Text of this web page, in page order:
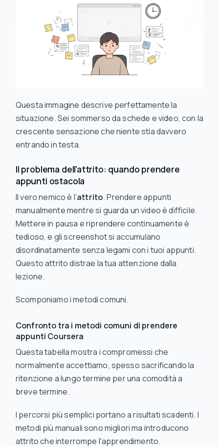
Questa immagine descrive perfettamente la
situazione. Sei sommerso da schede e video, con la
crescente sensazione che niente stia davvero
entrando in testa.
Il problema dell'attrito: quando prendere
appunti ostacola
Il vero nemico è l’attrito. Prendere appunti
manualmente mentre si guarda un video è difficile.
Mettere in pausa e riprendere continuamente è
tedioso, e gli screenshot si accumulano
disordinatamente senza legami con i tuoi appunti.
Questo attrito distrae la tua attenzione dalla
lezione.
Scomponiamo i metodi comuni.
Confronto tra i metodi comuni di prendere
appunti Coursera
Questa tabella mostra i compromessi che
normalmente accettiamo, spesso sacrificando la
ritenzione a lungo termine per una comodità a
breve termine.
I percorsi più semplici portano a risultati scadenti. I
metodi più manuali sono migliori ma introducono
attrito che interrompe l'apprendimento.